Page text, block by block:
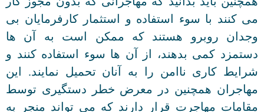
می کنند با سوء استفاده و استثمار کارفرمایان بی
وجدان روبرو هستند که ممکن است به آن ها
دستمزد کمی بدهند، از آن ها سوء استفاده کنند و
شرایط کاری ناامن را به آنان تحمیل نمایند. این
مهاجران همچنین در معرض خطر دستگیری توسط
مقامات مهاجرت قرار دارند که می تواند منجر به